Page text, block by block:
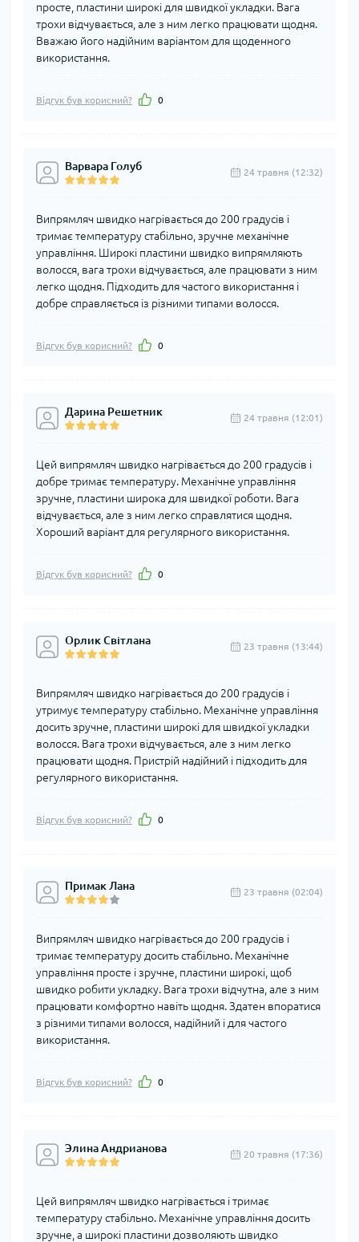
просте, пластини широкі для швидкої укладки. Вага
трохи відчувається, але з ним легко працювати щодня.
Вважаю його надійним варіантом для щоденного
використання.
Відгук був корисний? 0
Варвара Голуб 24 травня (12:32)
Випрямляч швидко нагрівається до 200 градусів і
тримає температуру стабільно, зручне механічне
управління. Широкі пластини швидко випрямляють
волосся, вага трохи відчувається, але працювати з ним
легко щодня. Підходить для частого використання і
добре справляється із різними типами волосся.
Відгук був корисний? 0
Дарина Решетник 24 травня (12:01)
Цей випрямляч швидко нагрівається до 200 градусів і
добре тримає температуру. Механічне управління
зручне, пластини широка для швидкої роботи. Вага
відчувається, але з ним легко справлятися щодня.
Хороший варіант для регулярного використання.
Відгук був корисний? 0
Орлик Світлана 23 травня (13:44)
Випрямляч швидко нагрівається до 200 градусів і
утримує температуру стабільно. Механічне управління
досить зручне, пластини широкі для швидкої укладки
волосся. Вага трохи відчувається, але з ним легко
працювати щодня. Пристрій надійний і підходить для
регулярного використання.
Відгук був корисний? 0
Примак Лана 23 травня (02:04)
Випрямляч швидко нагрівається до 200 градусів і
тримає температуру досить стабільно. Механічне
управління просте і зручне, пластини широкі, щоб
швидко робити укладку. Вага трохи відчутна, але з ним
працювати комфортно навіть щодня. Здатен впоратися
з різними типами волосся, надійний і для частого
використання.
Відгук був корисний? 0
Элина Андрианова 20 травня (17:36)
Цей випрямляч швидко нагрівається і тримає
температуру стабільно. Механічне управління досить
зручне, а широкі пластини дозволяють швидко